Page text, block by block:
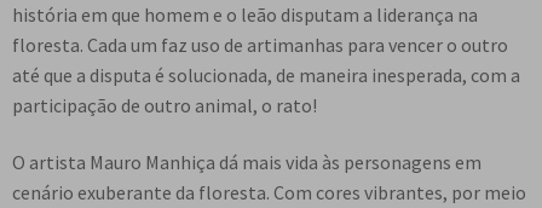
história em que homem e o leão disputam a liderança na
floresta. Cada um faz uso de artimanhas para vencer o outro
até que a disputa é solucionada, de maneira inesperada, com a
participação de outro animal, o rato!
O artista Mauro Manhiça dá mais vida às personagens em
cenário exuberante da floresta. Com cores vibrantes, por meio